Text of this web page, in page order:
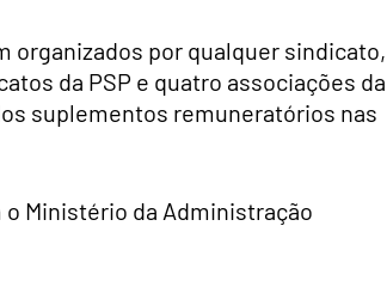
organizados por qualquer sindicato,
da PSP e quatro associações da
suplementos remuneratórios nas
Ministério da Administração